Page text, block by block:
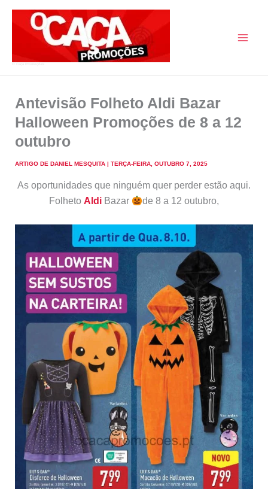
Antevisão Folheto Aldi Bazar
Halloween Promoções de 8 a 12
outubro
ARTIGO DE DANIEL MESQUITA | TERÇA-FEIRA, OUTUBRO 7, 2025
As oportunidades que ninguém quer perder estão aqui.
Folheto Aldi Bazar de 8 a 12 outubro,